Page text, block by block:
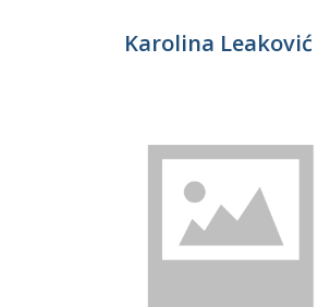
Karolina Leaković